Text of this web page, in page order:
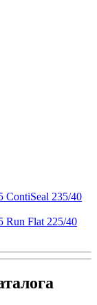
235/40
Run Flat 225/40